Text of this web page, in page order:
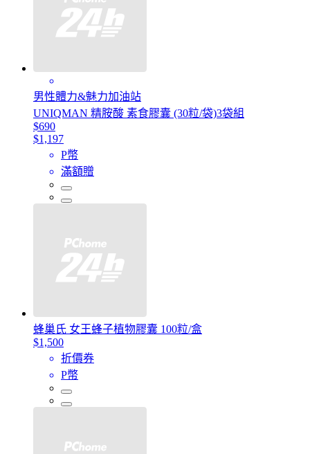
男性體力&魅力加油站
UNIQMAN 精胺酸 素食膠囊 (30粒/袋)3袋組
$690
$1,197
P幣
滿額贈
蜂巢氏 女王蜂子植物膠囊 100粒/盒
$1,500
折價券
P幣